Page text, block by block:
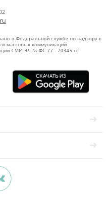
в Федеральной службе по надзору в
массовых коммуникаций
СМИ ЭЛ № ФС 77 - 70345 от